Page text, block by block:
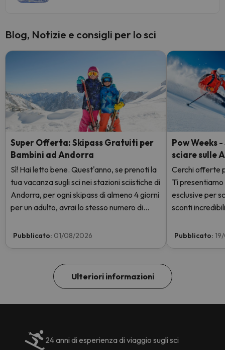
Blog, Notizie e consigli per lo sci
Super Offerta: Skipass Gratuiti per
Bambini ad Andorra
Sì! Hai letto bene. Quest'anno, se prenoti la
tua vacanza sugli sci nei stazioni sciistiche di
Andorra, per ogni skipass di almeno 4 giorni
per un adulto, avrai lo stesso numero di
GRATIS. Entra e scoprilo qui.
Pubblicato: 01/08/2026
Pow Weeks
sciare sulle
Cerchi offerte
Ti
esclusive per
sconti
Pubblicato:
Ulteriori informazioni
24 anni di esperienza di viaggio sugli sci